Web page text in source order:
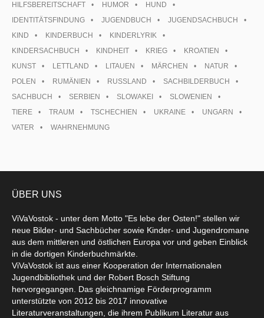
HILFSBEREITSCHAFT
HUMOR
HUND
IDENTITÄTSFINDUNG
JUGENDBUCH
JUGENDSACHBUCH
KIND
KINDERBUCH
KINDERLYRIK
KINDERSACHBUCH
KINDHEIT KRIEG
KROATIEN
KUNST
LETTLAND LITAUEN MÄRCHEN
NATUR
POLEN
RUMÄNIEN RUSSLAND
SACHBILDERBUCH
SACHBUCH
SERBIEN SLOWAKEI
SLOWENIEN
TIERE
TRAUM TSCHECHIEN UKRAINE
UNGARN
VATER
WAHRNEHMUNG
ÜBER UNS
ViVaVostok - unter dem Motto "Es lebe der Osten!" stellen wir
neue Bilder- und Sachbücher sowie Kinder- und Jugendromane
aus dem mittleren und östlichen Europa vor und geben Einblick
in die dortigen Kinderbuchmärkte.
ViVaVostok ist aus einer Kooperation der Internationalen
Jugendbibliothek und der Robert Bosch Stiftung
hervorgegangen. Das gleichnamige Förderprogramm
unterstützte von 2012 bis 2017 innovative
Literaturveranstaltungen, die ihrem Publikum Literatur aus